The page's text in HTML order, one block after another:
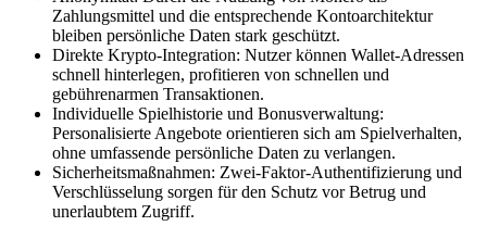
Zahlungsmittel und die entsprechende Kontoarchitektur
bleiben persönliche Daten stark geschützt.
Direkte Krypto-Integration: Nutzer können Wallet-Adressen
schnell hinterlegen, profitieren von schnellen und
gebührenarmen Transaktionen.
Individuelle Spielhistorie und Bonusverwaltung:
Personalisierte Angebote orientieren sich am Spielverhalten,
ohne umfassende persönliche Daten zu verlangen.
Sicherheitsmaßnahmen: Zwei-Faktor-Authentifizierung und
Verschlüsselung sorgen für den Schutz vor Betrug und
unerlaubtem Zugriff.